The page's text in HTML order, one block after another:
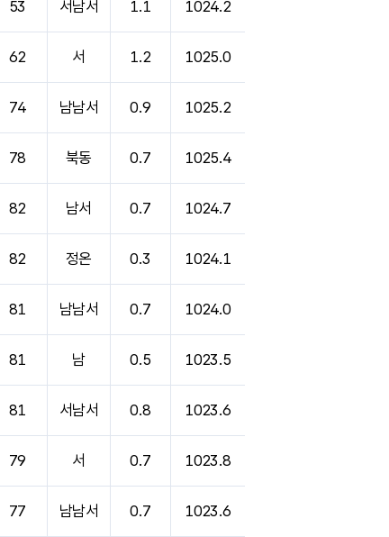
53 서남서 1.1 1024.2
62 서 1.2 1025.0
74 남남서 0.9 1025.2
78 북동 0.7 1025.4
82 남서 0.7 1024.7
82 정온 0.3 1024.1
81 남남서 0.7 1024.0
81 남 0.5 1023.5
81 서남서 0.8 1023.6
79 서 0.7 1023.8
77 남남서 0.7 1023.6